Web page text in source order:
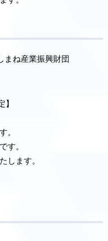
まね産業振興財団
】
。
す。
ます。